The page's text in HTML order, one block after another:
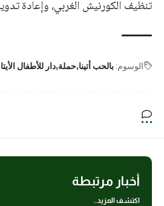
تنظيف الكورنيش الغربي، وإعادة
الوسوم: بالحب أتينا حملة دار للأطفال
أخبار مرتبطة
اكتشف المزيد..